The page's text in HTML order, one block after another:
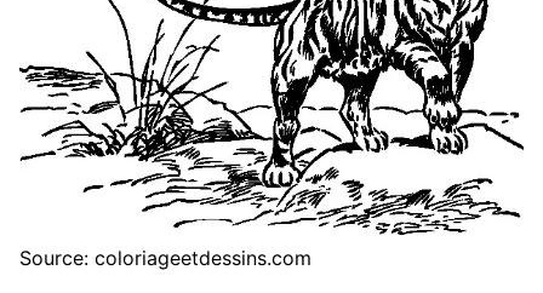
Source: coloriageetdessins.com